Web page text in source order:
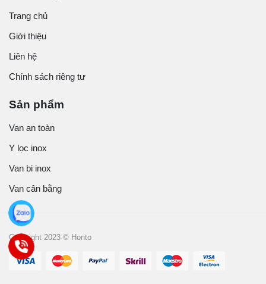
Trang chủ
Giới thiệu
Liên hệ
Chính sách riêng tư
Sản phẩm
Van an toàn
Y lọc inox
Van bi inox
Van cân bằng
Copyright 2023 © Honto